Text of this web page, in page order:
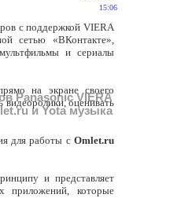
Panasonic VIERA
и Yota музыка
15:06
с поддержкой VIERA
сетью «ВКонтакте»,
и сериалы
на экране своего
видеоролики, оценивать
для работы с Omlet.ru
и представляет
приложений, которые